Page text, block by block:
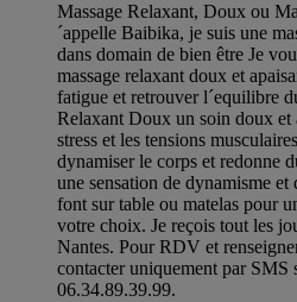
Massage Relaxant, Doux ou
´appelle Baibika, je suis une
dans domain de bien être Je
massage relaxant doux et
fatigue et retrouver l´equilibre
Relaxant Doux un soin doux et
stress et les tensions
dynamiser le corps et redonne
une sensation de dynamisme et
font sur table ou matelas pour
votre choix. Je reçois tout les
Nantes. Pour RDV et
contacter uniquement par SMS
06.34.89.39.99.